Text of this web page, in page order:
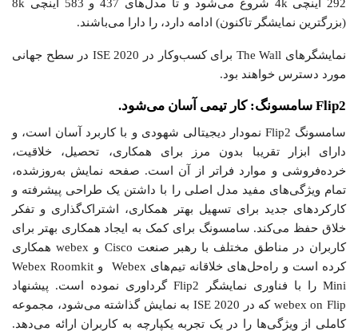
292 اینچی 4k شروع می‌شود و تا مدل‌های 437 و 583 اینچی 8k
(بزرگترین نمایشگر تاکنون) ادامه دارد، را دارا می‌باشند.
نمایشگرهای The Wall برای کسب‌و‌کار در ISE 2020 در سطح جهانی
مورد دسترس خواهند بود.
Flip2 سامسونگ: کار تیمی آسان می‌شود.
سامسونگ Flip2 نمودار دیجیتالی شهودی و با کاربرد آسان است، و
دارای ابزار تقریبا بدون مرز برای همکاری، تحصیل، خلاقیت،
خرده‌فروشی و موارد فراتر از آن است. صفحه نمایش به‌روز‌شده،
تمام ویژگی‌های مفید مدل اصلی را با داشتن یک طراحی پیشرفته و
کارکردهای جدید برای تسهیل بهتر همکاری، اشتراک‌گذاری و تفکر
خلاق حفظ می‌کند. سامسونگ برای کمک به ایجاد همکاری بهتر برای
کاربران در مناطق مختلف با رهبر صنعت Cisco و webex همکاری
کرده است و راه‌حل‌های خلاقانه تیم‌های Webex و Webex Roomkit
Mini را با فناوری نمایشگر Flip2 گرداوری نموده است. پیشنهاد
webex on Flip که در ISE 2020 به نمایش گذاشته می‌شود، مجموعه
کاملی از ویژگی‌ها را در یک تجربه یکپارچه به کاربران ارائه می‌دهد.